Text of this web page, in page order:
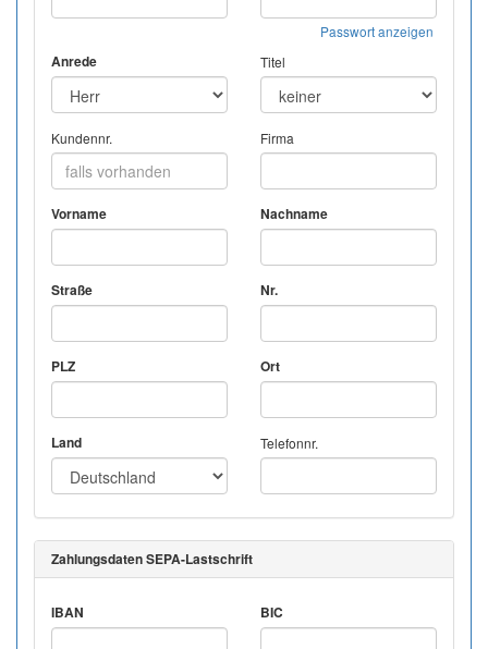
Passwort anzeigen
Anrede Titel
Kundennr. Firma
Vorname Nachname
Straße Nr.
PLZ Ort
Land Telefonnr.
Zahlungsdaten SEPA-Lastschrift
IBAN BIC